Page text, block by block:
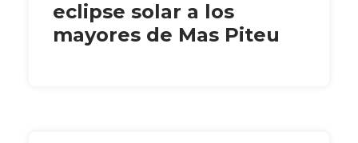
eclipse solar a los
mayores de Mas Piteu